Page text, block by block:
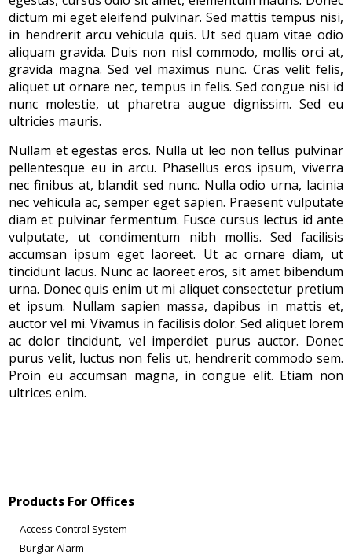
dictum mi eget eleifend pulvinar. Sed mattis tempus nisi,
in hendrerit arcu vehicula quis. Ut sed quam vitae odio
aliquam gravida. Duis non nisl commodo, mollis orci at,
gravida magna. Sed vel maximus nunc. Cras velit felis,
aliquet ut ornare nec, tempus in felis. Sed congue nisi id
nunc molestie, ut pharetra augue dignissim. Sed eu
ultricies mauris.
Nullam et egestas eros. Nulla ut leo non tellus pulvinar
pellentesque eu in arcu. Phasellus eros ipsum, viverra
nec finibus at, blandit sed nunc. Nulla odio urna, lacinia
nec vehicula ac, semper eget sapien. Praesent vulputate
diam et pulvinar fermentum. Fusce cursus lectus id ante
vulputate, ut condimentum nibh mollis. Sed facilisis
accumsan ipsum eget laoreet. Ut ac ornare diam, ut
tincidunt lacus. Nunc ac laoreet eros, sit amet bibendum
urna. Donec quis enim ut mi aliquet consectetur pretium
et ipsum. Nullam sapien massa, dapibus in mattis et,
auctor vel mi. Vivamus in facilisis dolor. Sed aliquet lorem
ac dolor tincidunt, vel imperdiet purus auctor. Donec
purus velit, luctus non felis ut, hendrerit commodo sem.
Proin eu accumsan magna, in congue elit. Etiam non
ultrices enim.
Products For Offices
Access Control System
Burglar Alarm